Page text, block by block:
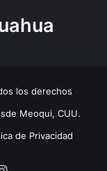
los derechos
Meoqui, CUU.
de Privacidad